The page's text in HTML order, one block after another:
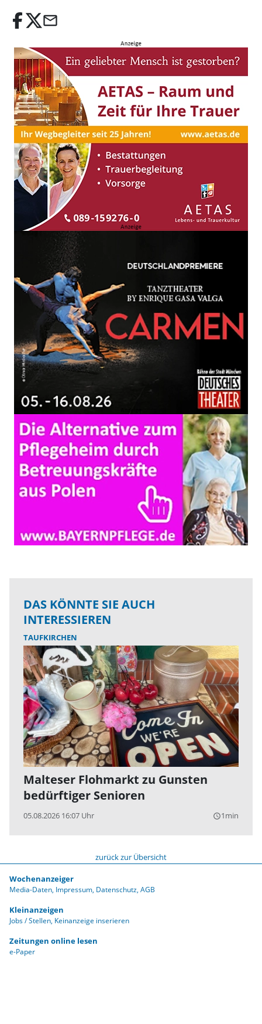
email
DAS KÖNNTE SIE AUCH
INTERESSIEREN
TAUFKIRCHEN
Malteser Flohmarkt zu Gunsten
bedürftiger Senioren
05.08.2026 16:07 Uhr query_builder1min
zurück zur Übersicht
Wochenanzeiger
Media-Daten Impressum Datenschutz AGB
Kleinanzeigen
Jobs / Stellen Keinanzeige inserieren
Zeitungen online lesen
e-Paper